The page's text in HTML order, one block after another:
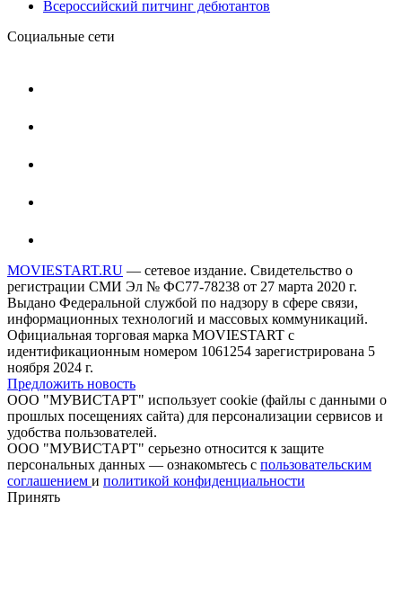
Всероссийский питчинг дебютантов
Социальные сети
MOVIESTART.RU — сетевое издание. Свидетельство о
регистрации СМИ Эл № ФС77-78238 от 27 марта 2020 г.
Выдано Федеральной службой по надзору в сфере связи,
информационных технологий и массовых коммуникаций.
Официальная торговая марка MOVIESTART с
идентификационным номером 1061254 зарегистрирована 5
ноября 2024 г.
Предложить новость
ООО "МУВИСТАРТ" использует cookie (файлы с данными о
прошлых посещениях сайта) для персонализации сервисов и
удобства пользователей.
ООО "МУВИСТАРТ" серьезно относится к защите
персональных данных — ознакомьтесь с пользовательским
соглашением и политикой конфиденциальности
Принять